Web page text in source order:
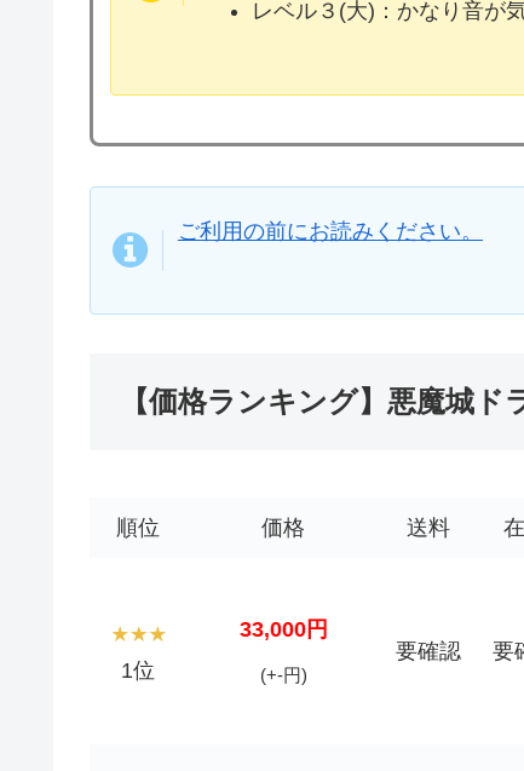
レベル３(大)：かなり音が
ご利用の前にお読みください。
【価格ランキング】悪魔城ド
順位 価格 送料
1位
33,000円
(+-円)
要確認 要